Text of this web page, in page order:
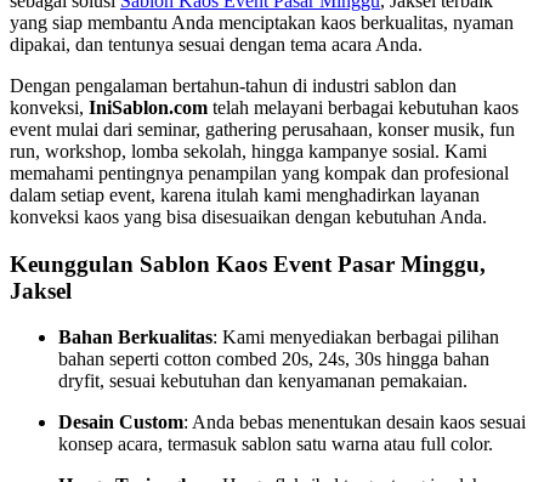
yang siap membantu Anda menciptakan kaos berkualitas, nyaman
dipakai, dan tentunya sesuai dengan tema acara Anda.
Dengan pengalaman bertahun-tahun di industri sablon dan
konveksi, IniSablon.com telah melayani berbagai kebutuhan kaos
event mulai dari seminar, gathering perusahaan, konser musik, fun
run, workshop, lomba sekolah, hingga kampanye sosial. Kami
memahami pentingnya penampilan yang kompak dan profesional
dalam setiap event, karena itulah kami menghadirkan layanan
konveksi kaos yang bisa disesuaikan dengan kebutuhan Anda.
Keunggulan Sablon Kaos Event Pasar Minggu,
Jaksel
Bahan Berkualitas: Kami menyediakan berbagai pilihan
bahan seperti cotton combed 20s, 24s, 30s hingga bahan
dryfit, sesuai kebutuhan dan kenyamanan pemakaian.
Desain Custom: Anda bebas menentukan desain kaos sesuai
konsep acara, termasuk sablon satu warna atau full color.